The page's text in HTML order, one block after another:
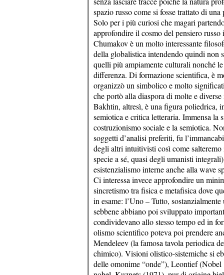
spazio russo come si fosse trattato di
Solo per i più curiosi che magari
approfondire il cosmo del pensiero
Chumakov è un molto interessante
della globalistica intendendo quindi non
quelli più ampiamente culturali nonché
differenza. Di formazione scientifica, è
organizzò un simbolico e molto
che portò alla diaspora di molte e
Bakhtin, altresì, è una figura poliedrica,
semiotica e critica letteraria. Immensa
costruzionismo sociale e la semiotica.
soggetti d’analisi preferiti, fu
degli altri intuitivisti così come
specie a sé, quasi degli umanisti
esistenzialismo interne anche alla wave
Ci interessa invece approfondire un
sincretismo tra fisica e metafisica dove
in esame: l’Uno – Tutto,
sebbene abbiano poi sviluppato
condividevano allo stesso tempo ed in
olismo scientifico poteva poi prendere
Mendeleev (la famosa tavola periodica
chimico). Visioni olistico-sistemiche si
delle omonime “onde”), Leontief